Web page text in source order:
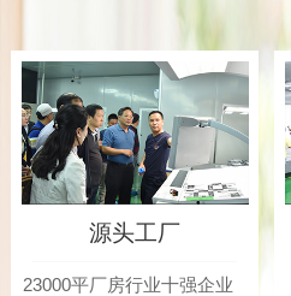
源头工厂
23000平厂房行业十强企业